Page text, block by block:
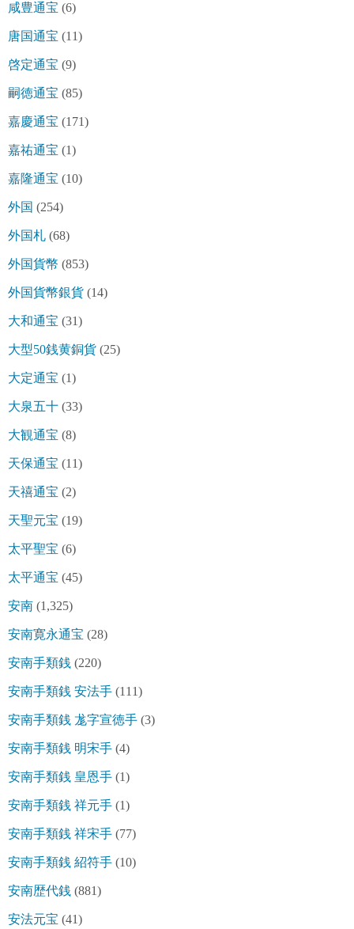
咸豊通宝 (6)
唐国通宝 (11)
啓定通宝 (9)
嗣徳通宝 (85)
嘉慶通宝 (171)
嘉祐通宝 (1)
嘉隆通宝 (10)
外国 (254)
外国札 (68)
外国貨幣 (853)
外国貨幣銀貨 (14)
大和通宝 (31)
大型50銭黄銅貨 (25)
大定通宝 (1)
大泉五十 (33)
大観通宝 (8)
天保通宝 (11)
天禧通宝 (2)
天聖元宝 (19)
太平聖宝 (6)
太平通宝 (45)
安南 (1,325)
安南寛永通宝 (28)
安南手類銭 (220)
安南手類銭 安法手 (111)
安南手類銭 尨字宣徳手 (3)
安南手類銭 明宋手 (4)
安南手類銭 皇恩手 (1)
安南手類銭 祥元手 (1)
安南手類銭 祥宋手 (77)
安南手類銭 紹符手 (10)
安南歴代銭 (881)
安法元宝 (41)